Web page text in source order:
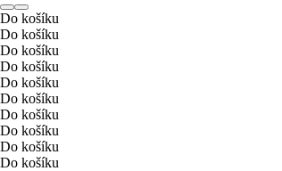
Do košíku
Do košíku
Do košíku
Do košíku
Do košíku
Do košíku
Do košíku
Do košíku
Do košíku
Do košíku